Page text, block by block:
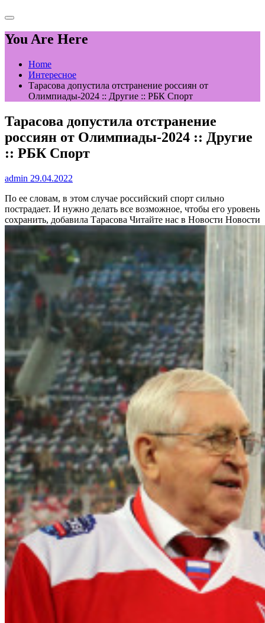
You Are Here
Home
Интересное
Тарасова допустила отстранение россиян от
Олимпиады-2024 :: Другие :: РБК Спорт
Тарасова допустила отстранение
россиян от Олимпиады-2024 :: Другие
:: РБК Спорт
admin 29.04.2022
По ее словам, в этом случае российский спорт сильно
пострадает. И нужно делать все возможное, чтобы его уровень
сохранить, добавила Тарасова Читайте нас в Новости Новости